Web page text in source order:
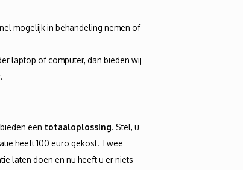
mogelijk in behandeling nemen of
laptop of computer, dan bieden wij
een totaaloplossing. Stel, u
heeft 100 euro gekost. Twee
laten doen en nu heeft u er niets